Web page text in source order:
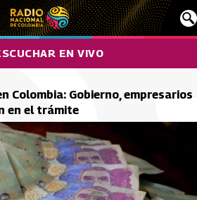
EN VIVO
Colombia: Gobierno, empresarios
en el trámite